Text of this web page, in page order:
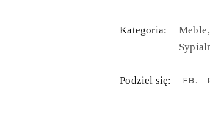
Kategoria: Meble
Podziel się: FB